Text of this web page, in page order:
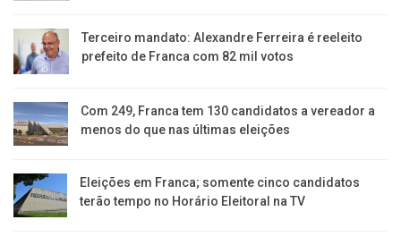
Terceiro mandato: Alexandre Ferreira é reeleito
prefeito de Franca com 82 mil votos
Com 249, Franca tem 130 candidatos a vereador a
menos do que nas últimas eleições
Eleições em Franca; somente cinco candidatos
terão tempo no Horário Eleitoral na TV